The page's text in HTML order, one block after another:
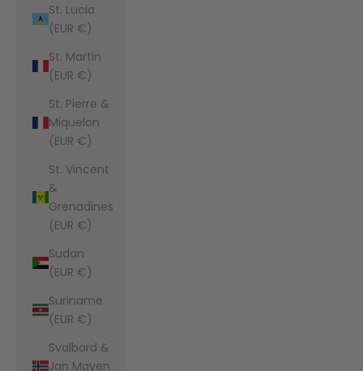
St. Lucia
(EUR €)
St. Martin
(EUR €)
St. Pierre &
Miquelon
(EUR €)
St. Vincent
&
Grenadines
(EUR €)
Sudan
(EUR €)
Suriname
(EUR €)
Svalbard &
Jan Mayen